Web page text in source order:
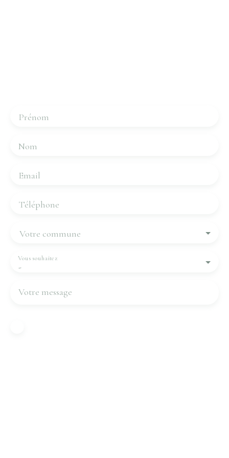
Prénom
Nom
Email
Téléphone
Votre commune
-
Vous souhaitez
Votre message